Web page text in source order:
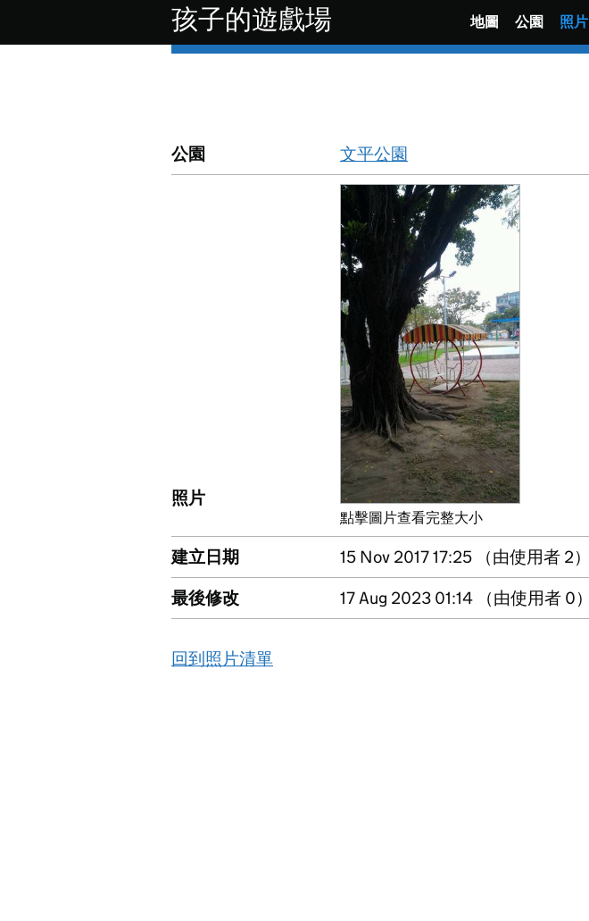
孩子的遊戲場 地圖 公園 照片
公園 文平公園
照片
點擊圖片查看完整大小
建立日期
15 Nov 2017 17:25 （由使用者 2）
最後修改
17 Aug 2023 01:14 （由使用者 0）
回到照片清單